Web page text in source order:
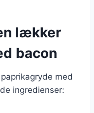
lækker
bacon
med
ingredienser: